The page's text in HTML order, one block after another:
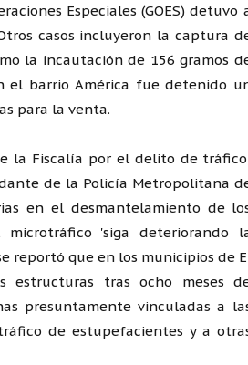
Especiales (GOES) detuvo
casos incluyeron la captura
la incautación de 156 gramos
el barrio América fue detenido
para la venta.
la Fiscalía por el delito de
de la Policía Metropolitana
en el desmantelamiento de
'siga deteriorando
reportó que en los municipios de
estructuras tras ocho meses
presuntamente vinculadas a
tráfico de estupefacientes y a